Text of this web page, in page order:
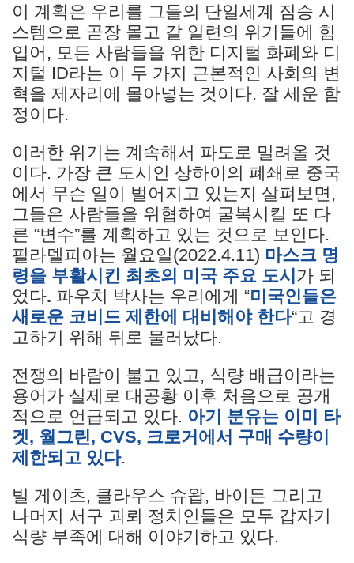
이 계획은 우리를 그들의 단일세계 짐승 시
스템으로 곧장 몰고 갈 일련의 위기들에 힘
입어, 모든 사람들을 위한 디지털 화폐와 디
지털 ID라는 이 두 가지 근본적인 사회의 변
혁을 제자리에 몰아넣는 것이다. 잘 세운 함
정이다.
이러한 위기는 계속해서 파도로 밀려올 것
이다. 가장 큰 도시인 상하이의 폐쇄로 중국
에서 무슨 일이 벌어지고 있는지 살펴보면,
그들은 사람들을 위협하여 굴복시킬 또 다
른 “변수”를 계획하고 있는 것으로 보인다.
필라델피아는 월요일(2022.4.11) 마스크 명
령을 부활시킨 최초의 미국 주요 도시 가 되
었다. 파우치 박사는 우리에게 “미국인들은
새로운 코비드 제한에 대비해야 한다“고 경
고하기 위해 뒤로 물러났다.
전쟁의 바람이 불고 있고, 식량 배급이라는
용어가 실제로 대공황 이후 처음으로 공개
적으로 언급되고 있다. 아기 분유는 이미
타
겟, 월그린, CVS, 크로거에서 구매 수량이
제한되고 있다.
빌 게이츠, 클라우스 슈왑, 바이든 그리고
나머지 서구 괴뢰 정치인들은 모두 갑자기
식량 부족에 대해 이야기하고 있다.